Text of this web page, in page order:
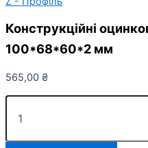
Конструкційні
100*68*60*2 мм
565,00 ₴
Конструкційні
оцинковані
Z